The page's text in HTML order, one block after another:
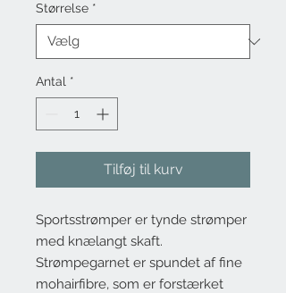
Størrelse *
Antal *
Tilføj til kurv
Sportsstrømper er tynde strømper
med knælangt skaft.
Strømpegarnet er spundet af fine
mohairfibre, som er forstærket